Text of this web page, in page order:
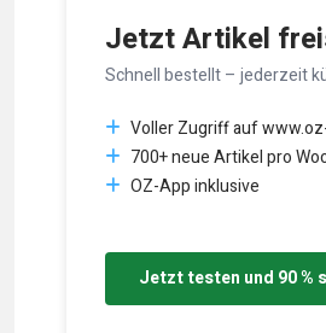
Jetzt Artikel
Schnell bestellt – jederzeit
Voller Zugriff auf
700+ neue Artikel pro
OZ-App inklusive
Jetzt testen und 90 %